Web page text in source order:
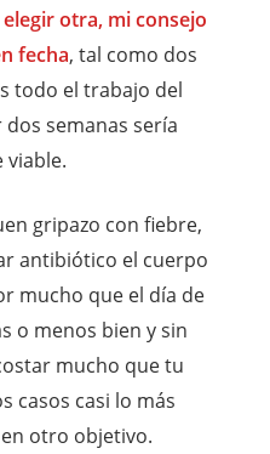
otra, mi consejo
fecha, tal como dos
todo el trabajo del
semanas sería
viable.
gripazo con fiebre,
antibiótico el cuerpo
mucho que el día de
o menos bien y sin
mucho que tu
casos casi lo más
otro objetivo.